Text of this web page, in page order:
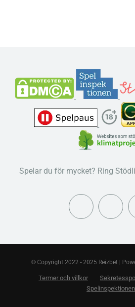
Spelar du för mycket? Ring
© Copyright 2022 - 2025 Reizbet |
Termer och villkor
Spelinspektionen